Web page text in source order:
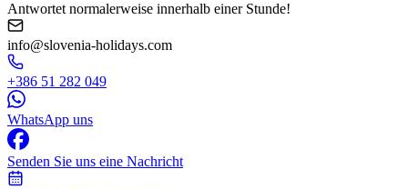
Antwortet normalerweise innerhalb einer Stunde!
info@slovenia-holidays.com
+386 51 282 049
WhatsApp uns
Senden Sie uns eine Nachricht